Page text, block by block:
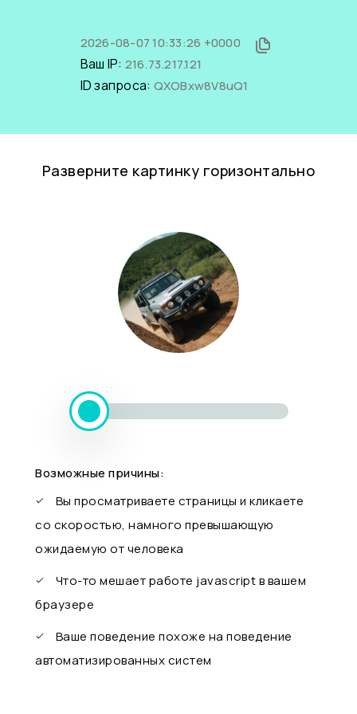
2026-08-07 10:33:26 +0000
Ваш IP: 216.73.217.121
ID запроса: QXOBxw8V8uQ1
Разверните картинку горизонтально
Возможные причины:
Вы просматриваете страницы и кликаете
со скоростью, намного превышающую
ожидаемую от человека
Что-то мешает работе javascript в вашем
браузере
Ваше поведение похоже на поведение
автоматизированных систем